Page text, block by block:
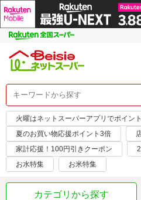
火曜はネットスーパーアプリでポイン
夏のお買い物応援ポイント3倍
家計応援！100円引きクーポン
お水特集
お米特集
カテゴリから探す